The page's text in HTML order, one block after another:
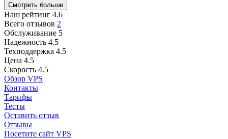
Смотреть больше
Наш рейтинг 4.6
Всего отзывов 2
Обслуживание 5
Надежность 4.5
Техподдержка 4.5
Цена 4.5
Скорость 4.5
Обзор VPS
Контакты
Тарифы
Тесты
Оставить отзыв
Отзывы
Посетите сайт VPS